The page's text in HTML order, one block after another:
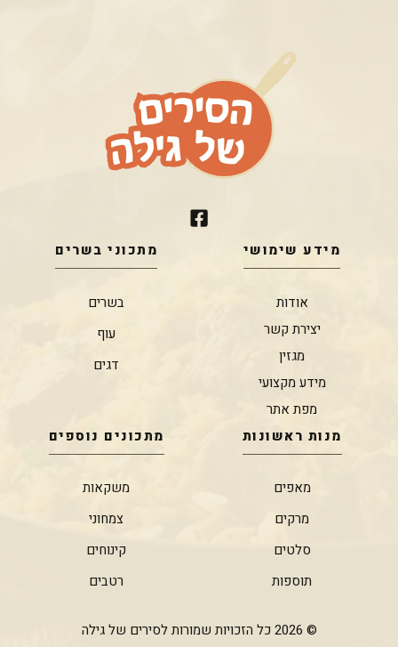
מידע שימושי
אודות
יצירת קשר
מגזין
מידע מקצועי
מפת אתר
מתכוני בשרים
בשרים
עוף
דגים
מנות ראשונות
מאפים
מרקים
סלטים
תוספות
מתכונים נוספים
משקאות
צמחוני
קינוחים
רטבים
© 2026 כל הזכויות שמורות לסירים של גילה